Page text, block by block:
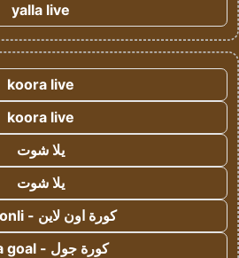
yalla live
koora live
koora live
يلا شوت
يلا شوت
كورة اون لاين - kora onli
كورة جول - kora goal